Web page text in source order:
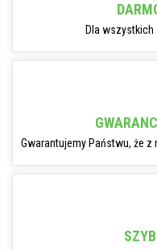
Dla wszystkich
Gwarantujemy Państwu, że